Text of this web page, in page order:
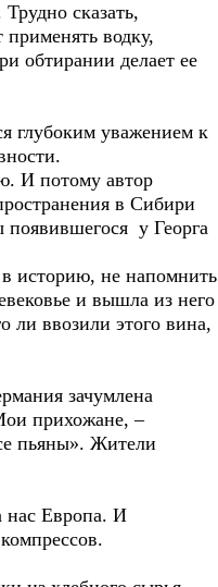
сказать,
водку,
обтирании делает ее
глубоким уважением к
И потому автор
в Сибири
появившегося у Георга
историю, не напомнить
и вышла из него
ли ввозили этого вина,
зачумлена
прихожане, –
пьяны». Жители
нас Европа. И